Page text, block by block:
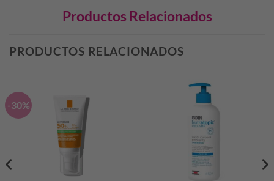
Productos Relacionados
PRODUCTOS RELACIONADOS
-30%